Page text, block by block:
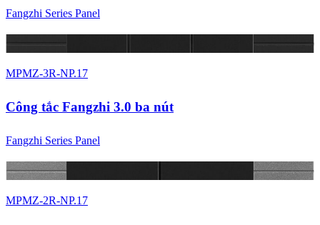
Fangzhi Series Panel
4 màu
MPMZ-3R-NP.17
Công tắc Fangzhi 3.0 ba nút
Fangzhi Series Panel
4 màu
MPMZ-2R-NP.17